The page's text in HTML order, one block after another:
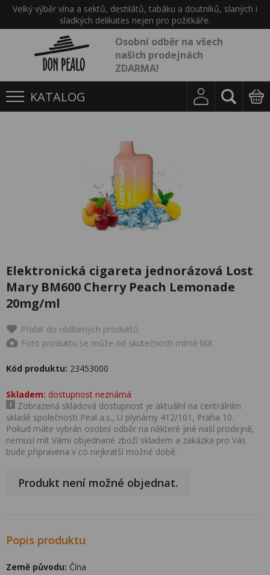
Velký výběr vína a sektů, destilátů, tabáku a doutníků, slaných i
sladkých delikates nejen pro požitkáře.
Osobní odběr na všech
našich prodejnách
ZDARMA!
KATALOG
Elektronická cigareta jednorázová Lost
Mary BM600 Cherry Peach Lemonade
20mg/ml
Přidat do oblíbených produktů
Foto produktu se může od skutečnosti mírně lišit.
Kód produktu: 23453000
Skladem: dostupnost neznámá
Zobrazená skladová dostupnost je aktuální na centrálním
skladě společnosti Peal a.s., U plynárny 412/101, Praha 10.
Pokud máte vybrán osobní odběr na některé jiné naší prodejně,
nemusí mít Vámi objednané zboží skladem a zakázka pro Vás
bude připravena v co nejkratší možné době.
Produkt není možné objednat.
Popis produktu
Země původu: Čína